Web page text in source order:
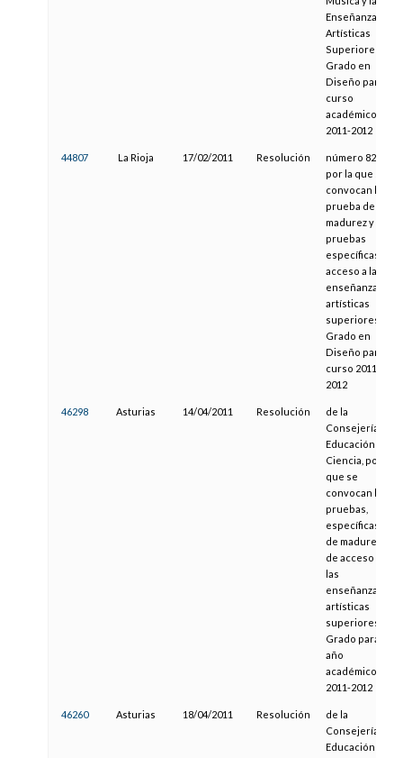
Enseñanzas
Artísticas
Superiores de
Grado en
Diseño para el
curso
académico
2011-2012
44807 La Rioja 17/02/2011 Resolución
número 825,
por la que se
convocan la
prueba de
madurez y las
pruebas
específicas de
acceso a las
enseñanzas
artísticas
superiores de
Grado en
Diseño para el
curso 2011-
2012
46298 Asturias 14/04/2011 Resolución
de la
Consejería de
Educación y
Ciencia, por la
que se
convocan las
pruebas,
específicas y
de madurez,
de acceso a
las
enseñanzas
artísticas
superiores de
Grado para el
año
académico
2011-2012
46260 Asturias 18/04/2011 Resolución
de la
Consejería de
Educación y